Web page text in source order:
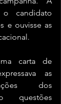
candidato
e ouvisse as
carta de
as
dos
questões